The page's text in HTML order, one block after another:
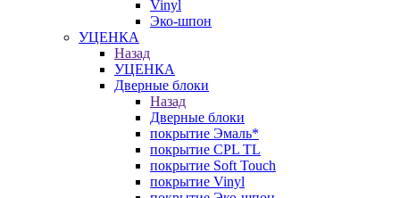
Vinyl
Эко-шпон
УЦЕНКА
Назад
УЦЕНКА
Дверные блоки
Назад
Дверные блоки
покрытие Эмаль*
покрытие CPL TL
покрытие Soft Touch
покрытие Vinyl